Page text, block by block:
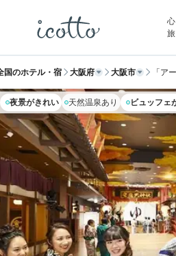
国のホテル・宿 大阪府 大阪市 「ア
夜景がきれい 天然温泉あり ビュッフェ